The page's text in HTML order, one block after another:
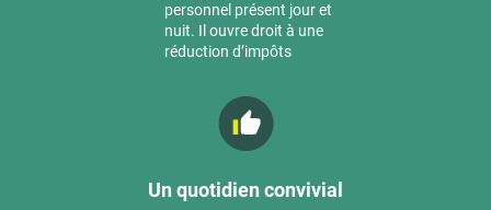
personnel présent jour et
nuit. Il ouvre droit à une
réduction d’impôts
Un quotidien convivial